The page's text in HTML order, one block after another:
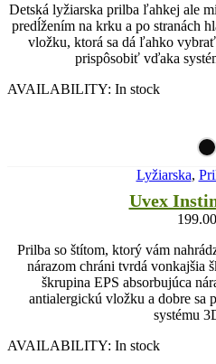
Detská lyžiarska prilba ľahkej ale
predĺžením na krku a po stranách
vložku, ktorá sa dá ľahko
prispôsobiť vďaka
AVAILABILITY: In stock
Lyžiarska,
Uvex
199.00
Prilba so štítom, ktorý vám
nárazom chráni tvrdá vonkajšia
škrupina EPS absorbujúca
antialergickú vložku a dobre sa
systému
AVAILABILITY: In stock